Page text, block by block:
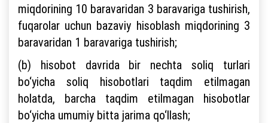
miqdorining 10 baravaridan 3 baravariga tushirish,
fuqarolar uchun bazaviy hisoblash miqdorining 3
baravaridan 1 baravariga tushirish;
(b) hisobot davrida bir nechta soliq turlari
bo‘yicha soliq hisobotlari taqdim etilmagan
holatda, barcha taqdim etilmagan hisobotlar
bo‘yicha umumiy bitta jarima qo‘llash;